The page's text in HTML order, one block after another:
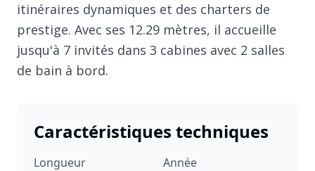
itinéraires dynamiques et des charters de
prestige. Avec ses 12.29 mètres, il accueille
jusqu'à 7 invités dans 3 cabines avec 2 salles
de bain à bord.
Caractéristiques techniques
Longueur
Année